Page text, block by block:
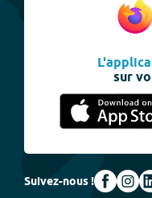
sur
Suivez-nous !